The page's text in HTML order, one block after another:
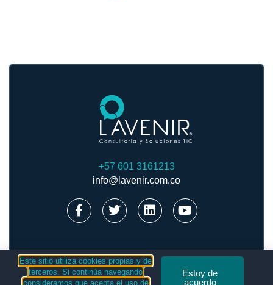
+57 601 3161213
info@lavenir.com.co
Este sitio utiliza cookies propias y de
terceros. Si continúa navegando
consideramos que acepta el uso de
Estoy de
acuerdo